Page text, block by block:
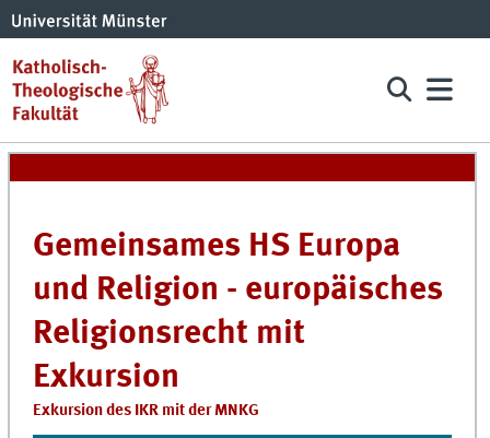
Gemeinsames HS Europa
und Religion - europäisches
Religionsrecht mit
Exkursion
Exkursion des IKR mit der MNKG